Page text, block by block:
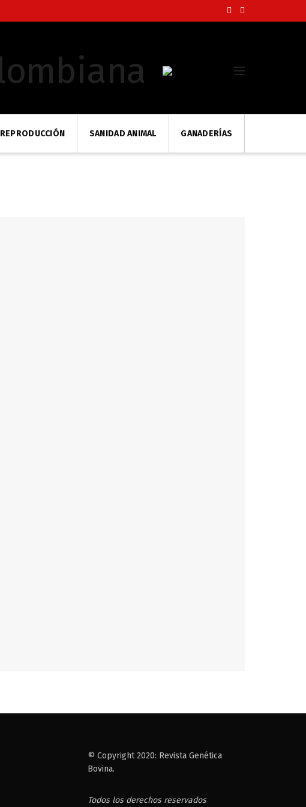
REPRODUCCIÓN SANIDAD ANIMAL GANADERÍAS
© Copyright 2020: Revista Genética
Bovina.
Todos los derechos reservados